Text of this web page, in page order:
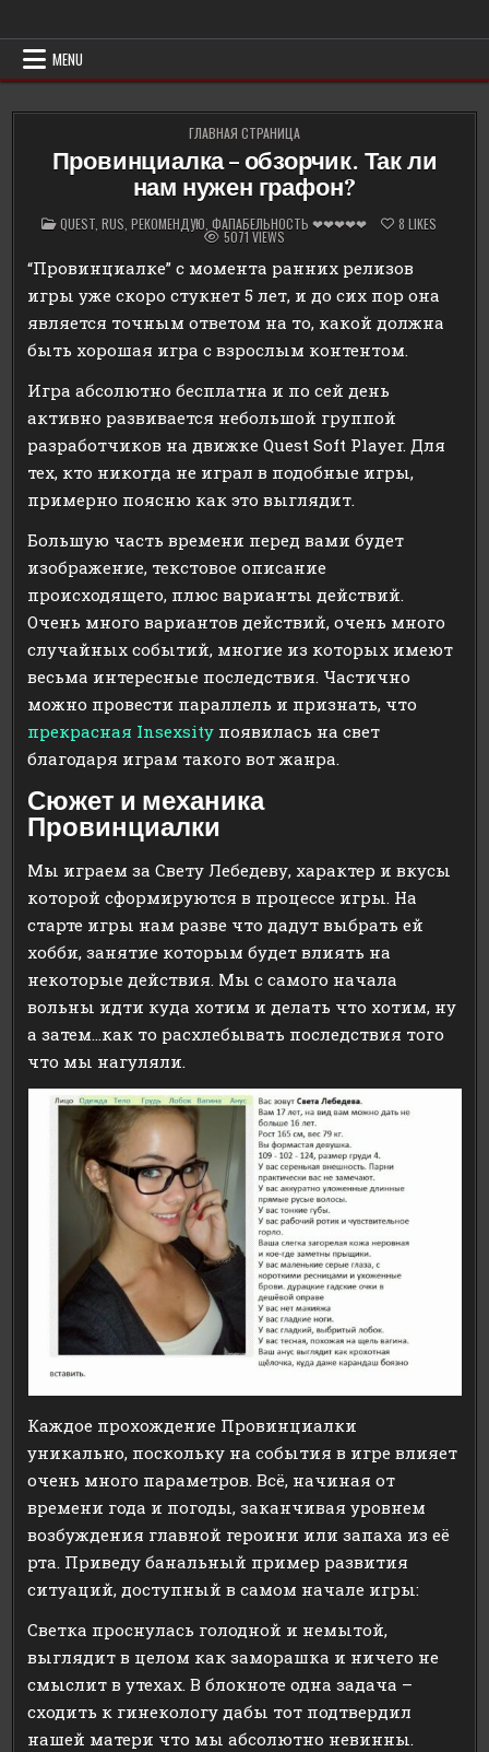
to
contentMENU
ГЛАВНАЯ СТРАНИЦА
Провинциалка – обзорчик. Так ли
нам нужен графон?
POSTED
IN
QUEST RUS РЕКОМЕНДУЮ ФАПАБЕЛЬНОСТЬ ❤❤❤❤❤ 8 LIKES
5071VIEWS
“Провинциалке” с момента ранних релизов
игры уже скоро стукнет 5 лет, и до сих пор она
является точным ответом на то, какой должна
быть хорошая игра с взрослым контентом.
Игра абсолютно бесплатна и по сей день
активно развивается небольшой группой
разработчиков на движке Quest Soft Player. Для
тех, кто никогда не играл в подобные игры,
примерно поясню как это выглядит.
Большую часть времени перед вами будет
изображение, текстовое описание
происходящего, плюс варианты действий.
Очень много вариантов действий, очень много
случайных событий, многие из которых имеют
весьма интересные последствия. Частично
можно провести параллель и признать, что
прекрасная Insexsity появилась на свет
благодаря играм такого вот жанра.
Сюжет и механика
Провинциалки
Мы играем за Свету Лебедеву, характер и вкусы
которой сформируются в процессе игры. На
старте игры нам разве что дадут выбрать ей
хобби, занятие которым будет влиять на
некоторые действия. Мы с самого начала
вольны идти куда хотим и делать что хотим, ну
а затем…как то расхлебывать последствия того
что мы нагуляли.
Каждое прохождение Провинциалки
уникально, поскольку на события в игре влияет
очень много параметров. Всё, начиная от
времени года и погоды, заканчивая уровнем
возбуждения главной героини или запаха из её
рта. Приведу банальный пример развития
ситуаций, доступный в самом начале игры:
Светка проснулась голодной и немытой,
выглядит в целом как заморашка и ничего не
смыслит в утехах. В блокноте одна задача –
сходить к гинекологу дабы тот подтвердил
нашей матери что мы абсолютно невинны.